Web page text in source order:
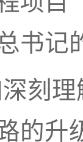
书记
刻
的升